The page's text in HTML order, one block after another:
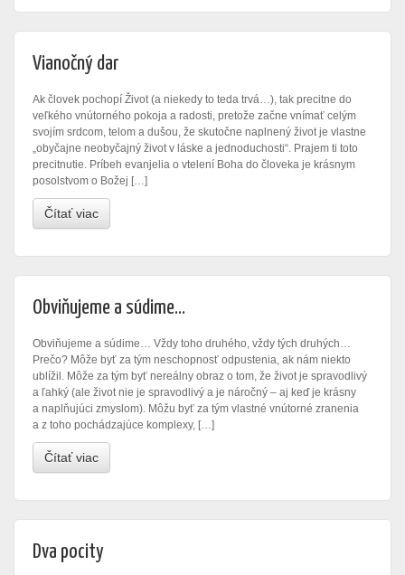
Vianočný dar
Ak človek pochopí Život (a niekedy to teda trvá…), tak precitne do
veľkého vnútorného pokoja a radosti, pretože začne vnímať celým
svojím srdcom, telom a dušou, že skutočne naplnený život je vlastne
„obyčajne neobyčajný život v láske a jednoduchosti“. Prajem ti toto
precitnutie. Príbeh evanjelia o vtelení Boha do človeka je krásnym
posolstvom o Božej […]
Čítať viac
Obviňujeme a súdime…
Obviňujeme a súdime… Vždy toho druhého, vždy tých druhých…
Prečo? Môže byť za tým neschopnosť odpustenia, ak nám niekto
ublížil. Môže za tým byť nereálny obraz o tom, že život je spravodlivý
a ľahký (ale život nie je spravodlivý a je náročný – aj keď je krásny
a naplňujúci zmyslom). Môžu byť za tým vlastné vnútorné zranenia
a z toho pochádzajúce komplexy, […]
Čítať viac
Dva pocity